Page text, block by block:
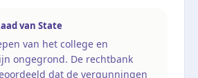
van State
van het college en
ongegrond. De rechtbank
dat de vergunningen